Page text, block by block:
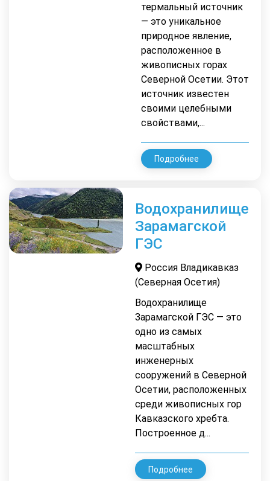
термальный источник
— это уникальное
природное явление,
расположенное в
живописных горах
Северной Осетии. Этот
источник известен
своими целебными
свойствами,...
Подробнее
Водохранилище
Зарамагской
ГЭС
Россия Владикавказ
(Северная Осетия)
Водохранилище
Зарамагской ГЭС — это
одно из самых
масштабных
инженерных
сооружений в Северной
Осетии, расположенных
среди живописных гор
Кавказского хребта.
Построенное д...
Подробнее